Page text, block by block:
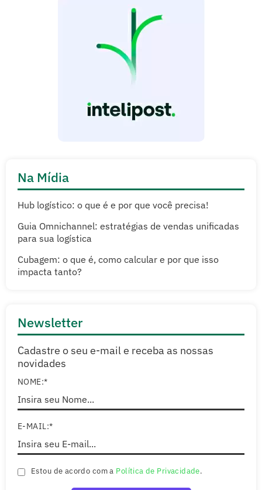
Na Mídia
Hub logístico: o que é e por que você precisa!
Guia Omnichannel: estratégias de vendas unificadas
para sua logística
Cubagem: o que é, como calcular e por que isso
impacta tanto?
Newsletter
Cadastre o seu e-mail e receba as nossas
novidades
NOME:*
E-MAIL:*
Estou de acordo com a Política de Privacidade.